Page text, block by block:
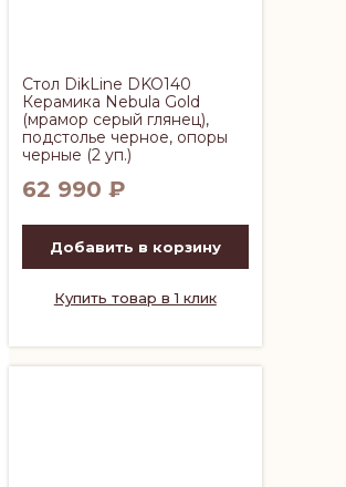
Стол DikLine DKO140
Керамика Nebula Gold
(мрамор серый глянец),
подстолье черное, опоры
черные (2 уп.)
62 990 ₽
Добавить в корзину
Купить товар в 1 клик